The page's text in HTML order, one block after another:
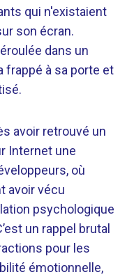
qui n'existaient
son écran.
dans un
frappé à sa porte et
avoir retrouvé un
Internet une
où
avoir vécu
psychologique
un rappel brutal
pour les
émotionnelle,